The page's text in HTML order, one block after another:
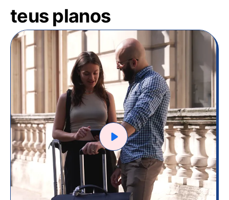
teus planos